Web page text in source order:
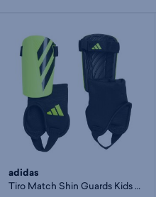
adidas
Tiro Match Shin Guards Kids - lasten säärisuoja